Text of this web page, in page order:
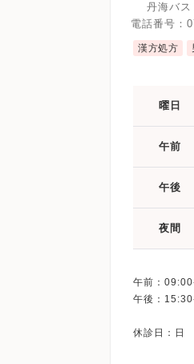
丹海バ
電話番号：
漢方処方
曜日
午前
午後
夜間
午前：
午後：